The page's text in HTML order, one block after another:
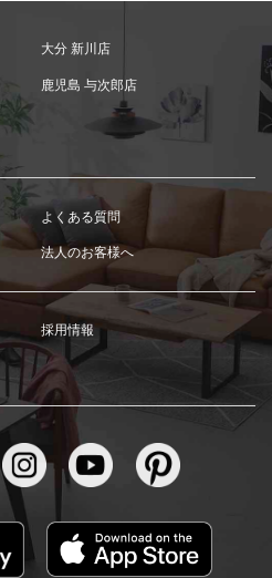
大分 新川店
鹿児島 与次郎店
よくある質問
法人のお客様へ
採用情報